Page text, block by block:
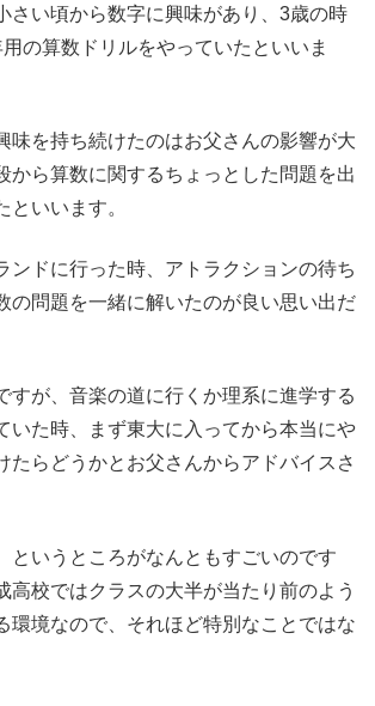
さい頃から数字に興味があり、3歳の時
の算数ドリルをやっていたといいま
味を持ち続けたのはお父さんの影響が大
から算数に関するちょっとした問題を出
といいます。
ンドに行った時、アトラクションの待ち
の問題を一緒に解いたのが良い思い出だ
すが、音楽の道に行くか理系に進学する
いた時、まず東大に入ってから本当にや
たらどうかとお父さんからアドバイスさ
というところがなんともすごいのです
高校ではクラスの大半が当たり前のよう
環境なので、それほど特別なことではな